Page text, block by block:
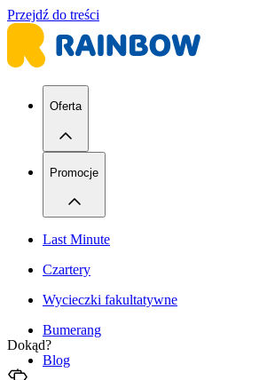
Przejdź do treści
Oferta
Promocje
Last Minute
Czartery
Wycieczki fakultatywne
Bumerang
Blog
Dokąd?